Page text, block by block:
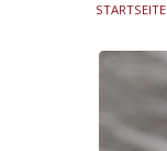
STARTSEITE